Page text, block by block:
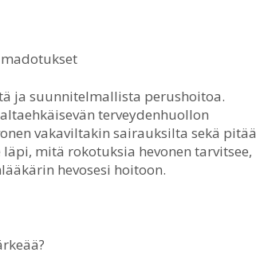
ja suunnitelmallista perushoitoa.
terveydenhuollon
vakaviltakin sairauksilta sekä pitää
mitä rokotuksia hevonen tarvitsee,
hevosesi hoitoon.